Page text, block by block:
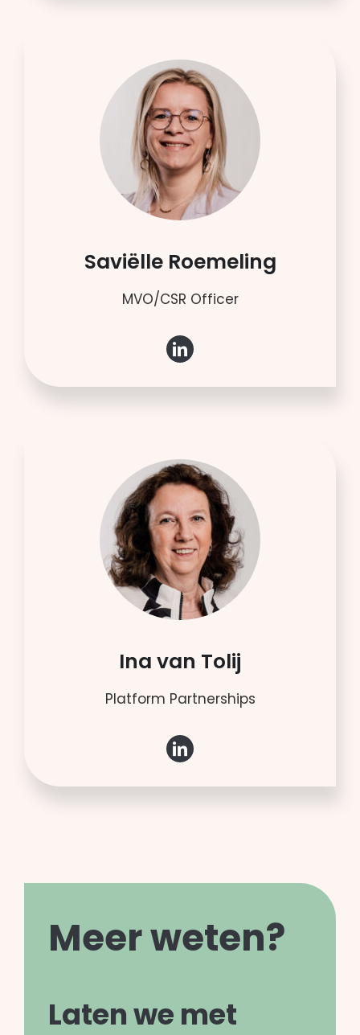
Saviëlle Roemeling
MVO/CSR Officer
Ina van Tolij
Platform Partnerships
Meer weten?
Laten we met